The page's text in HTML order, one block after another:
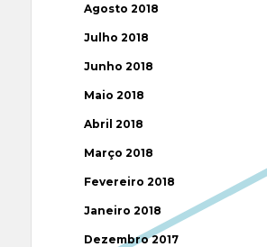
Agosto 2018
Julho 2018
Junho 2018
Maio 2018
Abril 2018
Março 2018
Fevereiro 2018
Janeiro 2018
Dezembro 2017